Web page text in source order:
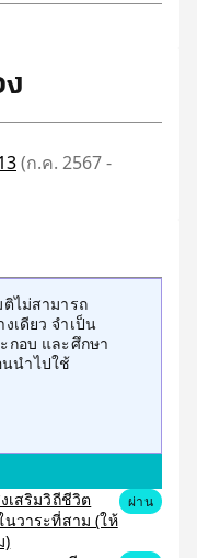
ง
(ก.ค. 2567 -
ไม่สามารถ
เดียว จำเป็น
กอบ และศึกษา
นำไปใช้
สริมวิถีชีวิต
วาระที่สาม (ให้
)
ผ่าน